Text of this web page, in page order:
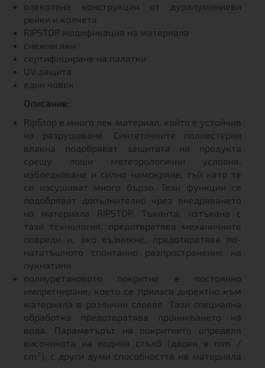
олекотена конструкция от дуралуминиеви
рейки и колчета
RIPSTOP модификация на материала
снежни яки
сертифициране на палатки
UV защита
един човек
Описание:
RipStop е много лек материал, който е устойчив
на разрушаване. Синтетичните полиестерни
влакна подобряват защитата на продукта
срещу лоши метеорологични условия,
избледняване и силно намокряне, тъй като те
се изсушават много бързо. Тези функции се
подобряват допълнително чрез внедряването
на материала RIPSTOP. Тъканта, изтъкана с
тази технология, предотвратява механичните
повреди и, ако възникне, предотвратява по-
нататъшното спонтанно разпространение на
пукнатини.
полиуретановото покритие е постоянно
импрегниране, което се прилага директно към
материала в различни слоеве. Тази специална
обработка предотвратява проникването на
вода. Параметърът на покритието определя
височината на водния стълб (даден в mm /
cm²), с други думи способността на материала